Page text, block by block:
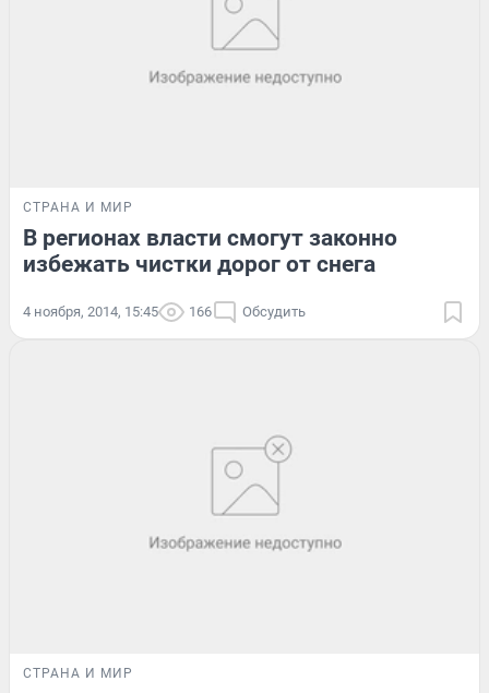
СТРАНА И МИР
В регионах власти смогут законно
избежать чистки дорог от снега
4 ноября, 2014, 15:45 166 Обсудить
СТРАНА И МИР